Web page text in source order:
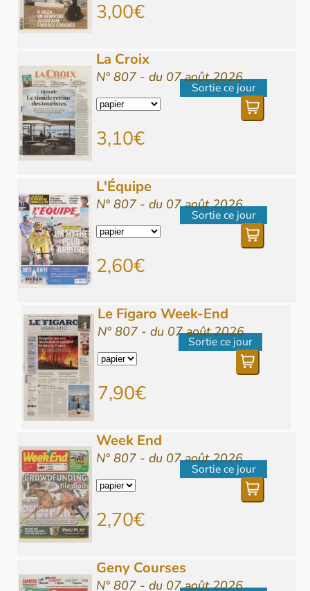
3,00€
Sortie ce jour
La Croix
N° 807 - du 07 août 2026
3,10€
Sortie ce jour
L'Équipe
N° 807 - du 07 août 2026
2,60€
Sortie ce jour
Le Figaro Week-End
N° 807 - du 07 août 2026
7,90€
Sortie ce jour
Week End
N° 807 - du 07 août 2026
2,70€
Geny Courses
N° 807 - du 07 août 2026